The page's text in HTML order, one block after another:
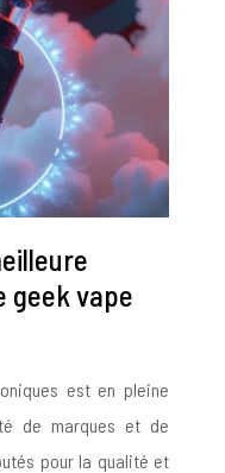
geek vape
est en pleine
de marques et de
pour la qualité et